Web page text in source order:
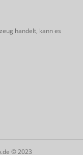
handelt, kann es
© 2023